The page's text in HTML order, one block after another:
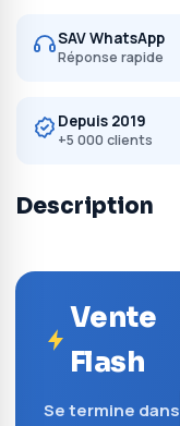
SAV WhatsApp
Réponse rapide
Depuis 2019
+5 000 clients
Description
Vente
Flash
Se termine dans